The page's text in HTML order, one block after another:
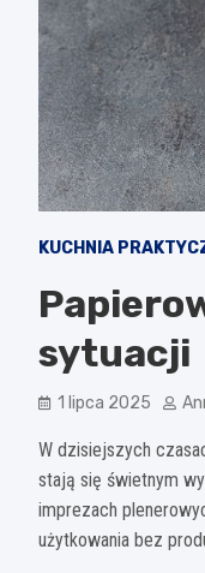
KUCHNIA
sytuacji
1 lipca 2025
W dzisiejszych
stają się świetnym
imprezach
użytkowania bez